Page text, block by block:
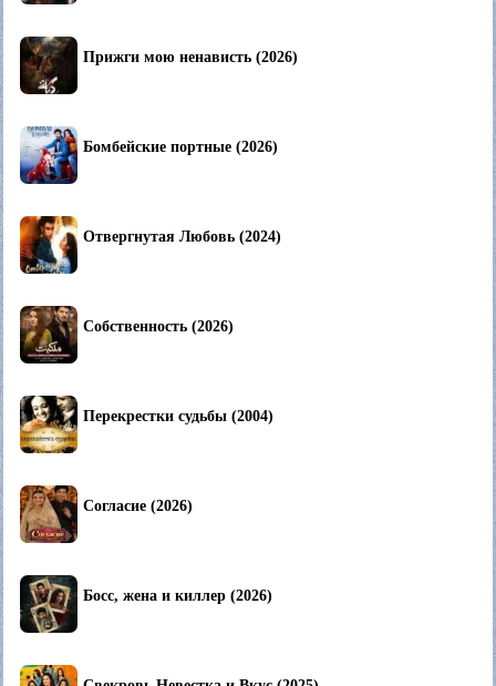
Прижги мою ненависть (2026)
Бомбейские портные (2026)
Отвергнутая Любовь (2024)
Собственность (2026)
Перекрестки судьбы (2004)
Согласие (2026)
Босс, жена и киллер (2026)